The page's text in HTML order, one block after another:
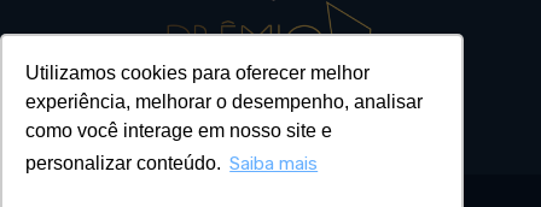
Utilizamos cookies para oferecer melhor
experiência, melhorar o desempenho, analisar
como você interage em nosso site e
personalizar conteúdo. Saiba mais